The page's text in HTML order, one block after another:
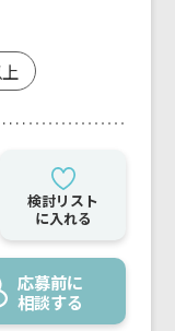
検討リスト
に入れる
応募前に
相談する